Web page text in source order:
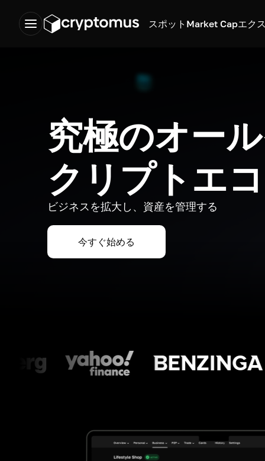
スポット Market Capエク
究極のオー
クリプトエ
ビジネスを拡大し、資産を管理する
今すぐ始める